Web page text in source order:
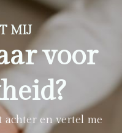
MIJ
voor
en vertel me